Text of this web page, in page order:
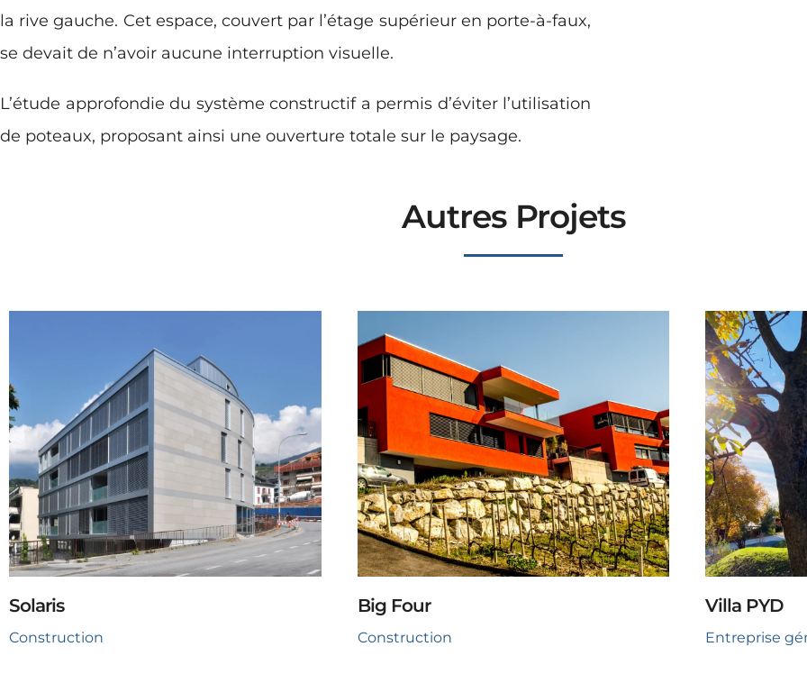
la rive gauche. Cet espace, couvert par l’étage supérieur en porte-à-faux,
se devait de n’avoir aucune interruption visuelle.
L’étude approfondie du système constructif a permis d’éviter l’utilisation
de poteaux, proposant ainsi une ouverture totale sur le paysage.
Autres Projets
Solaris
Construction
Big Four
Construction
Villa PYD
Entreprise